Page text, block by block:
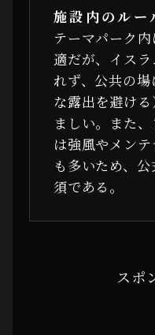
施設内のルー
テーマパーク
適だが、イス
れず、公共の
な露出を避け
ましい。また
は強風やメン
も多いため、
須である。
スポ